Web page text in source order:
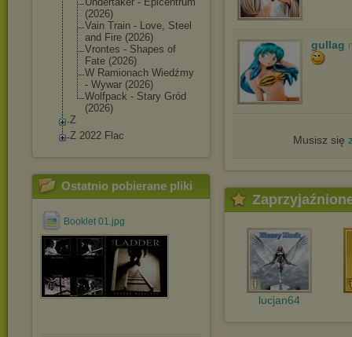
(2026)
Vain Train - Love, Steel
and Fire (2026)
Vrontes - Shapes of
Fate (2026)
W Ramionach Wiedźmy
- Wywar (2026)
Wolfpack - Stary Gród
(2026)
Z
Z 2022 Flac
Ostatnio pobierane pliki
Booklet 01.jpg
gullag
Musisz się
lucjan64